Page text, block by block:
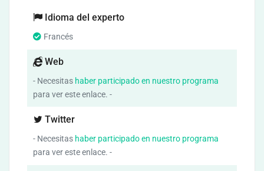
Idioma del experto
Francés
Web
- Necesitas haber participado en nuestro programa
para ver este enlace. -
Twitter
- Necesitas haber participado en nuestro programa
para ver este enlace. -